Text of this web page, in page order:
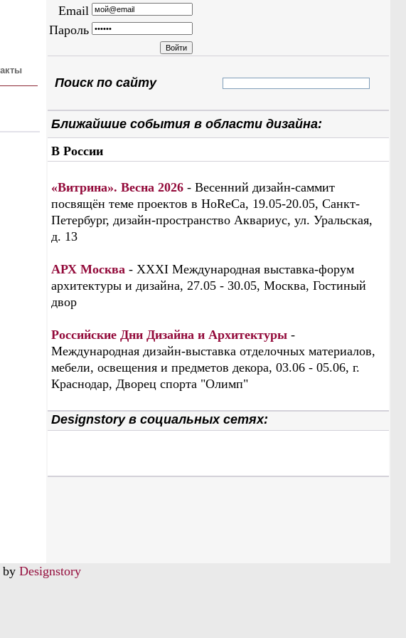
Email
Пароль
Поиск по сайту
Ближайшие события в области дизайна:
В России
«Витрина». Весна 2026 - Весенний дизайн-саммит
посвящён теме проектов в HoReCa, 19.05-20.05, Санкт-
Петербург, дизайн-пространство Аквариус, ул. Уральская,
д. 13
АРХ Москва - XXXI Международная выставка-форум
архитектуры и дизайна, 27.05 - 30.05, Москва, Гостиный
двор
Российские Дни Дизайна и Архитектуры -
Международная дизайн-выставка отделочных материалов,
мебели, освещения и предметов декора, 03.06 - 05.06, г.
Краснодар, Дворец спорта "Олимп"
Designstory в социальных сетях:
by Designstory